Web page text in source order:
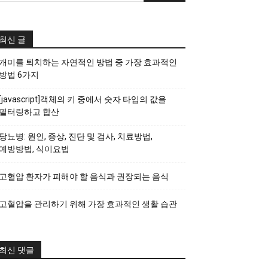
신 글
미를 퇴치하는 자연적인 방법 중 가장 효과적인
법 6가지
객체의 키 중에서 숫자 타입의 값을
터링하고 합산
뇨병: 원인, 증상, 진단 및 검사, 치료방법,
방방법, 식이요법
혈압 환자가 피해야 할 음식과 권장되는 음식
혈압을 관리하기 위해 가장 효과적인 생활 습관
신 댓글